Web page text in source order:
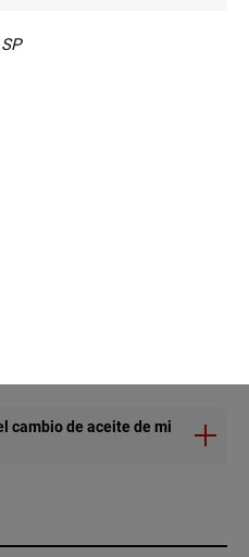
cambio de aceite de mi